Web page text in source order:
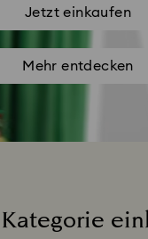
Jetzt einkaufen
Mehr entdecken